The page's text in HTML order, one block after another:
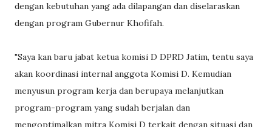
dengan kebutuhan yang ada dilapangan dan diselaraskan
dengan program Gubernur Khofifah.
"Saya kan baru jabat ketua komisi D DPRD Jatim, tentu saya
akan koordinasi internal anggota Komisi D. Kemudian
menyusun program kerja dan berupaya melanjutkan
program-program yang sudah berjalan dan
mengoptimalkan mitra Komisi D terkait dengan situasi dan